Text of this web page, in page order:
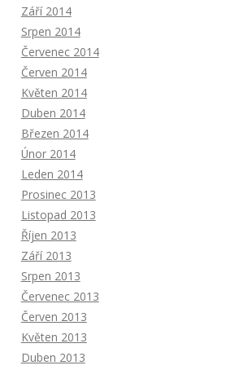
Září 2014
Srpen 2014
Červenec 2014
Červen 2014
Květen 2014
Duben 2014
Březen 2014
Únor 2014
Leden 2014
Prosinec 2013
Listopad 2013
Říjen 2013
Září 2013
Srpen 2013
Červenec 2013
Červen 2013
Květen 2013
Duben 2013